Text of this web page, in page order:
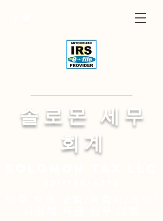
​솔 로 몬 세 무
회 계